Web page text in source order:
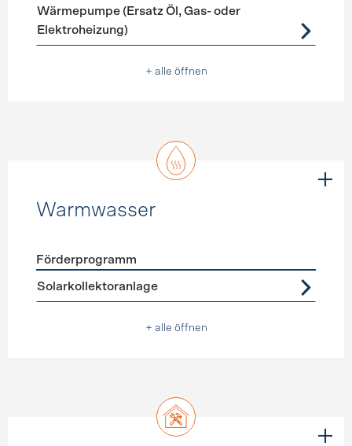
Wärmepumpe (Ersatz Öl, Gas- oder
Elektroheizung)
+ alle öffnen
Warmwasser
Förderprogramme
Förderprogramm
Solarkollektoranlage
+ alle öffnen